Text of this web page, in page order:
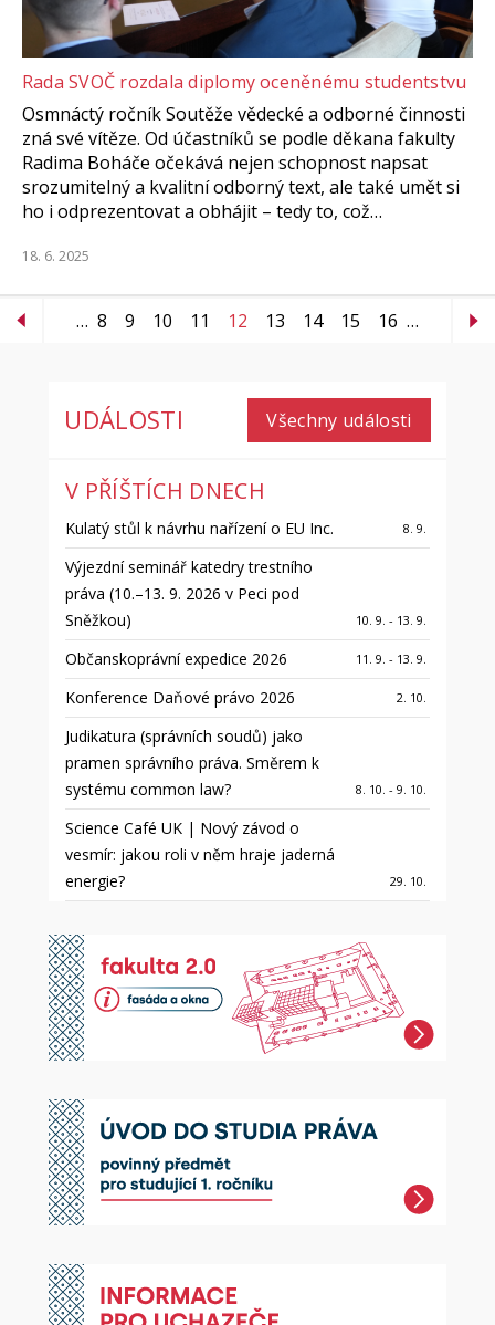
Rada SVOČ rozdala diplomy oceněnému studentstvu
Osmnáctý ročník Soutěže vědecké a odborné činnosti
zná své vítěze. Od účastníků se podle děkana fakulty
Radima Boháče očekává nejen schopnost napsat
srozumitelný a kvalitní odborný text, ale také umět si
ho i odprezentovat a obhájit – tedy to, což…
18. 6. 2025
… 8 9 10 11 12 13 14 15 16 …
UDÁLOSTI Všechny události
V PŘÍŠTÍCH DNECH
Kulatý stůl k návrhu nařízení o EU Inc. 8. 9.
Výjezdní seminář katedry trestního
práva (10.–13. 9. 2026 v Peci pod
Sněžkou)
10. 9. - 13. 9.
Občanskoprávní expedice 2026 11. 9. - 13. 9.
Konference Daňové právo 2026 2. 10.
Judikatura (správních soudů) jako
pramen správního práva. Směrem k
systému common law?
8. 10. - 9. 10.
Science Café UK | Nový závod o
vesmír: jakou roli v něm hraje jaderná
energie?
29. 10.